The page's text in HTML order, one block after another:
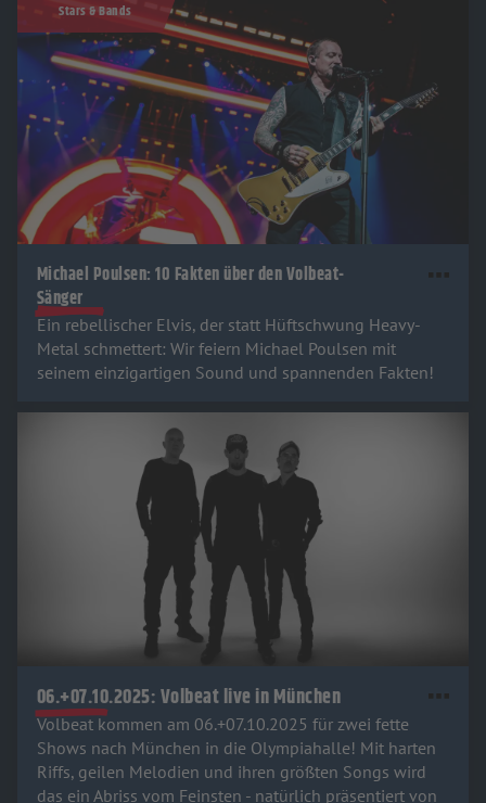
Stars & Bands
Michael Poulsen: 10 Fakten über den Volbeat-
Sänger
Ein rebellischer Elvis, der statt Hüftschwung Heavy-
Metal schmettert: Wir feiern Michael Poulsen mit
seinem einzigartigen Sound und spannenden Fakten!
06.+07.10.2025: Volbeat live in München
Volbeat kommen am 06.+07.10.2025 für zwei fette
Shows nach München in die Olympiahalle! Mit harten
Riffs, geilen Melodien und ihren größten Songs wird
das ein Abriss vom Feinsten - natürlich präsentiert von